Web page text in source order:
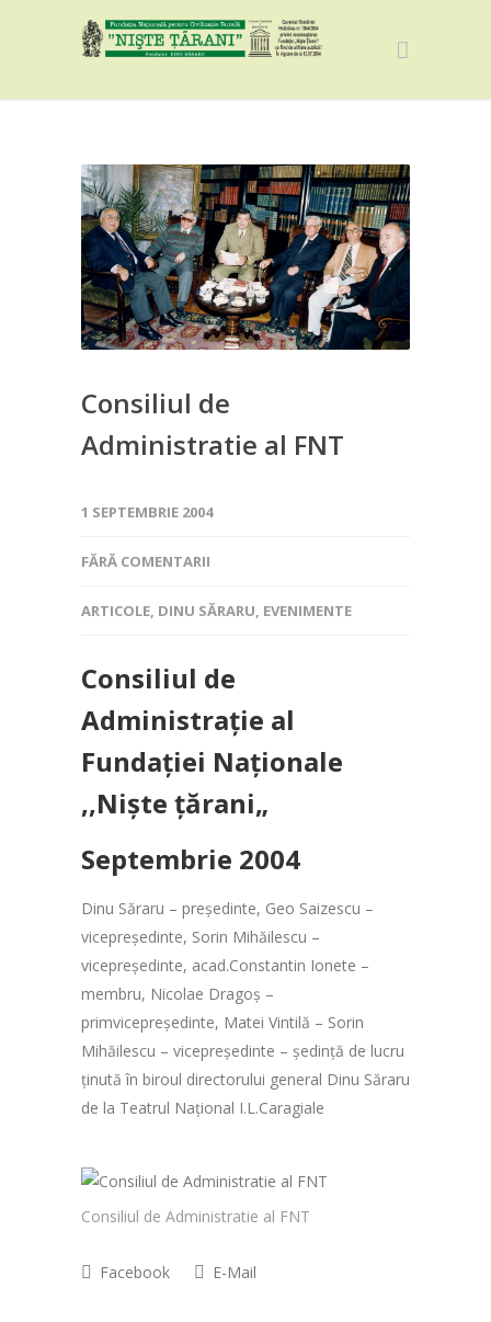
Consiliul de
Administratie al FNT
1 SEPTEMBRIE 2004
FĂRĂ COMENTARII
ARTICOLE, DINU SĂRARU, EVENIMENTE
Consiliul de
Administrație al
Fundației Naționale
,,Niște țărani„
Septembrie 2004
Dinu Săraru – președinte, Geo Saizescu –
vicepreședinte, Sorin Mihăilescu –
vicepreședinte, acad.Constantin Ionete –
membru, Nicolae Dragoș –
primvicepreședinte, Matei Vintilă – Sorin
Mihăilescu – vicepreședinte – ședință de lucru
ținută în biroul directorului general Dinu Săraru
de la Teatrul Național I.L.Caragiale
Consiliul de Administratie al FNT
Facebook E-Mail